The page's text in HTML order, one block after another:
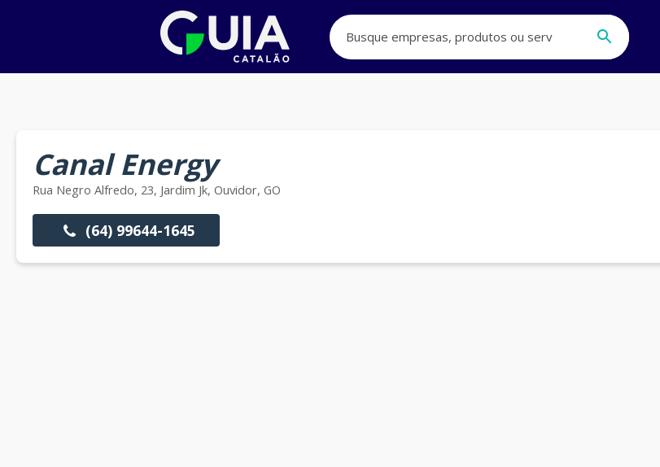
Canal Energy
Rua Negro Alfredo, 23, Jardim Jk, Ouvidor, GO
(64) 99644-1645